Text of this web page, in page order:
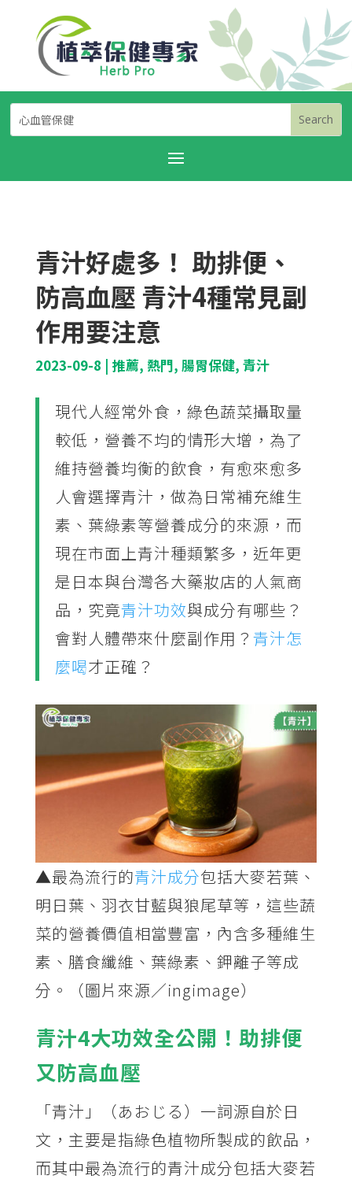
青汁好處多！ 助排便、
防高血壓 青汁4種常見副
作用要注意
2023-09-8 | 推薦, 熱門, 腸胃保健, 青汁
現代人經常外食，綠色蔬菜攝取量
較低，營養不均的情形大增，為了
維持營養均衡的飲食，有愈來愈多
人會選擇青汁，做為日常補充維生
素、葉綠素等營養成分的來源，而
現在市面上青汁種類繁多，近年更
是日本與台灣各大藥妝店的人氣商
品，究竟青汁功效與成分有哪些？
會對人體帶來什麼副作用？ 青汁怎
麼喝才正確？
▲最為流行的青汁成分包括大麥若葉、
明日葉、羽衣甘藍與狼尾草等，這些蔬
菜的營養價值相當豐富，內含多種維生
素、膳食纖維、葉綠素、鉀離子等成
分。（圖片來源／ingimage）
青汁4大功效全公開！助排便
又防高血壓
「青汁」（あおじる）一詞源自於日
文，主要是指綠色植物所製成的飲品，
而其中最為流行的青汁成分包括大麥若